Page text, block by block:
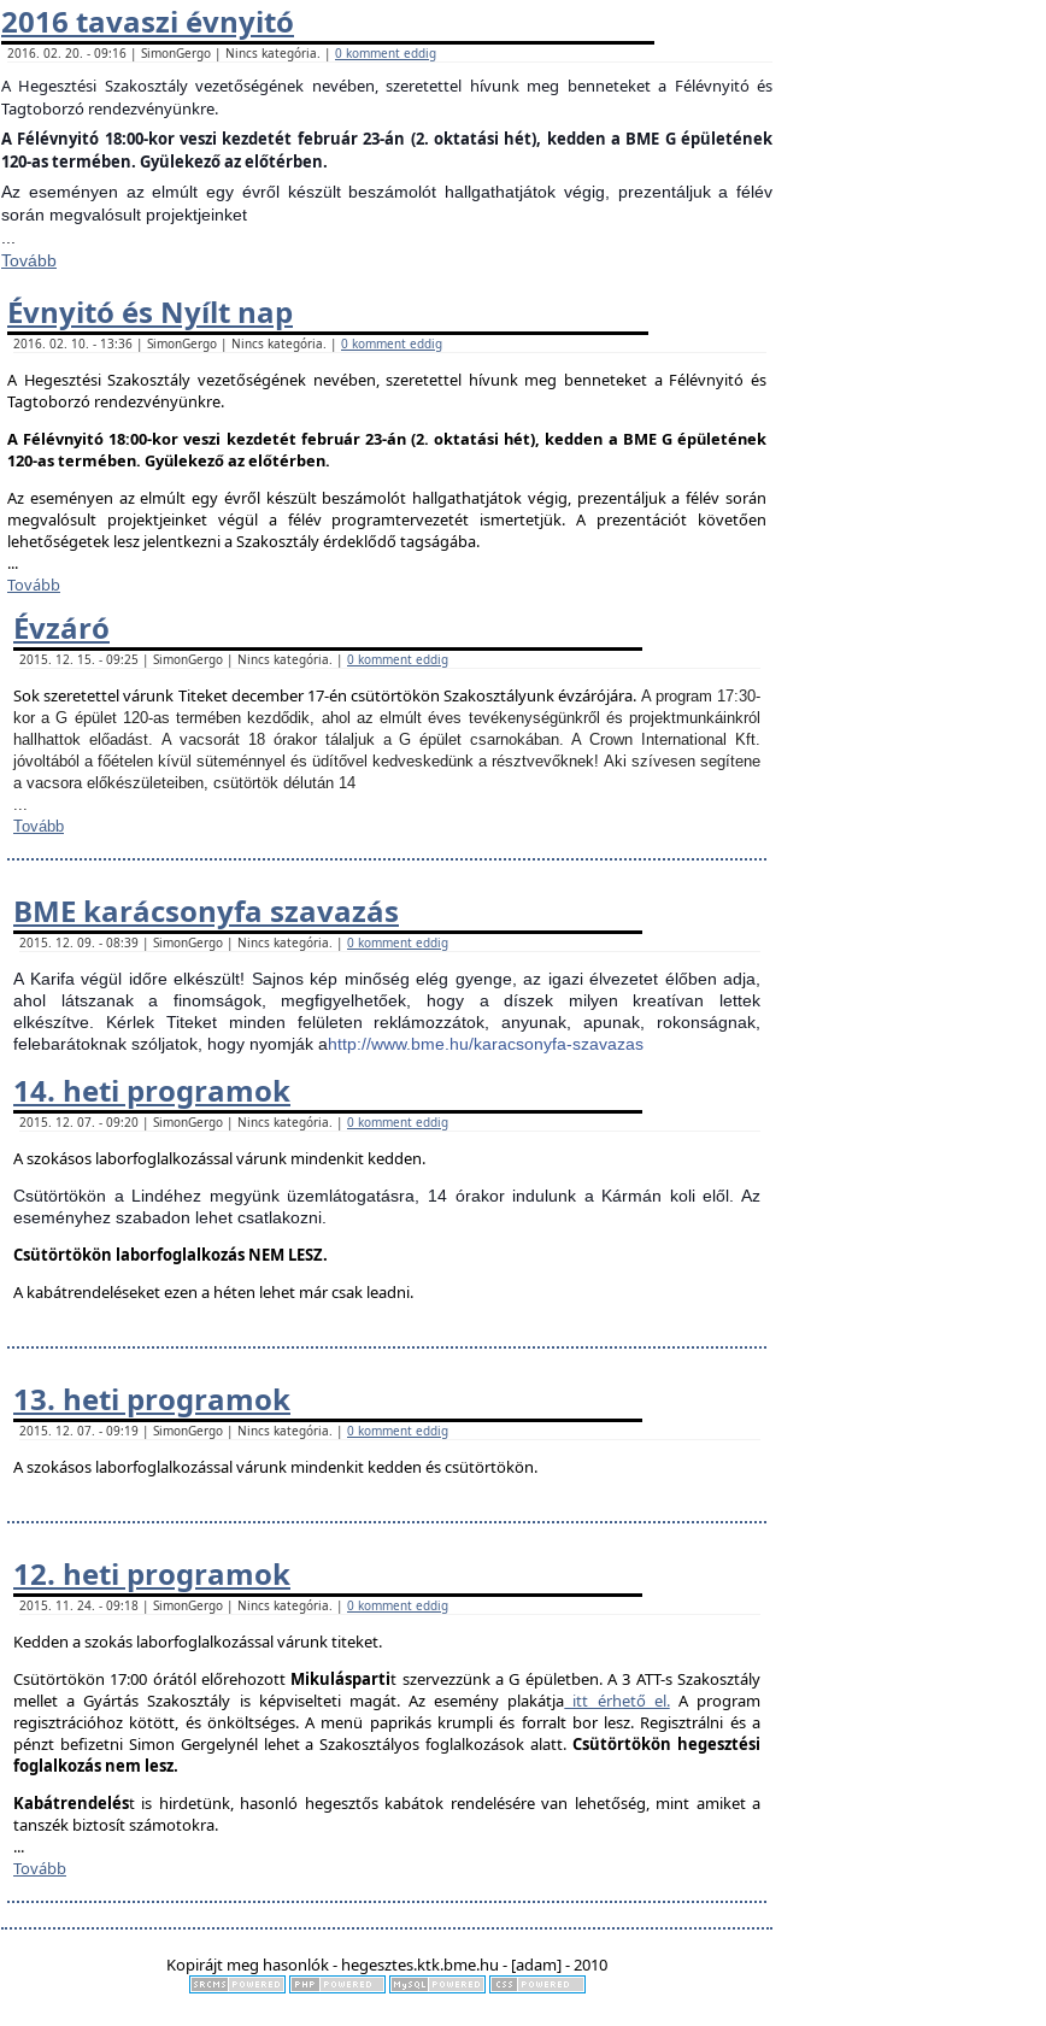
2016 tavaszi évnyitó
2016. 02. 20. - 09:16 | SimonGergo | Nincs kategória. | 0 komment eddig
A Hegesztési Szakosztály vezetőségének nevében, szeretettel hívunk meg benneteket a Félévnyitó és
Tagtoborzó rendezvényünkre.
A Félévnyitó 18:00-kor veszi kezdetét február 23-án (2. oktatási hét), kedden a BME G épületének
120-as termében. Gyülekező az előtérben.
Az eseményen az elmúlt egy évről készült beszámolót hallgathatjátok végig, prezentáljuk a félév
során megvalósult projektjeinket
Tovább
Évnyitó és Nyílt nap
2016. 02. 10. - 13:36 | SimonGergo | Nincs kategória. | 0 komment eddig
A Hegesztési Szakosztály vezetőségének nevében, szeretettel hívunk meg benneteket a Félévnyitó és
Tagtoborzó rendezvényünkre.
A Félévnyitó 18:00-kor veszi kezdetét február 23-án (2. oktatási hét), kedden a BME G épületének
120-as termében. Gyülekező az előtérben.
Az eseményen az elmúlt egy évről készült beszámolót hallgathatjátok végig, prezentáljuk a félév során
megvalósult projektjeinket végül a félév programtervezetét ismertetjük.A prezentációt követően
lehetőségetek lesz jelentkezni a Szakosztály érdeklődő tagságába.
...
Tovább
Évzáró
2015. 12. 15. - 09:25 | SimonGergo | Nincs kategória. | 0 komment eddig
Sok szeretettel várunk Titeket december 17-én csütörtökön Szakosztályunk évzárójára. A program 17:30-
kor a G épület 120-as termében kezdődik, ahol az elmúlt éves tevékenységünkről és projektmunkáinkról
hallhattok előadást. A vacsorát 18 órakor tálaljuk a G épület csarnokában. A Crown International Kft.
jóvoltából a főételen kívül süteménnyel és üdítővel kedveskedünk a résztvevőknek! Aki szívesen segítene
a vacsora előkészületeiben, csütörtök délután 14
...
Tovább
BME karácsonyfa szavazás
2015. 12. 09. - 08:39 | SimonGergo | Nincs kategória. | 0 komment eddig
A Karifa végül időre elkészült! Sajnos kép minőség elég gyenge, az igazi élvezetet élőben adja,
ahol látszanak a finomságok, megfigyelhetőek, hogy a díszek milyen kreatívan lettek
elkészítve. Kérlek Titeket minden felületen reklámozzátok, anyunak, apunak, rokonságnak,
felebarátoknak szóljatok, hogy nyomják ahttp://www.bme.hu/karacsonyfa-szavazas
14. heti programok
2015. 12. 07. - 09:20 | SimonGergo | Nincs kategória. | 0 komment eddig
A szokásos laborfoglalkozással várunk mindenkit kedden.
Csütörtökön a Lindéhez megyünk üzemlátogatásra, 14 órakor indulunk a Kármán koli elől. Az
eseményhez szabadon lehet csatlakozni.
Csütörtökön laborfoglalkozás NEM LESZ.
A kabátrendeléseket ezen a héten lehet már csak leadni.
13. heti programok
2015. 12. 07. - 09:19 | SimonGergo | Nincs kategória. | 0 komment eddig
A szokásos laborfoglalkozással várunk mindenkit kedden és csütörtökön.
12. heti programok
2015. 11. 24. - 09:18 | SimonGergo | Nincs kategória. | 0 komment eddig
Kedden a szokás laborfoglalkozással várunk titeket.
Csütörtökön 17:00 órától előrehozott Mikuláspartit szervezzünk a G épületben. A 3 ATT-s Szakosztály
mellet a Gyártás Szakosztály is képviselteti magát. Az esemény plakátja itt érhető el.A program
regisztrációhoz kötött, és önköltséges. A menü paprikás krumpli és forralt bor lesz. Regisztrálni és a
pénzt befizetni Simon Gergelynél lehet a Szakosztályos foglalkozások alatt.Csütörtökön hegesztési
foglalkozás nem lesz.
Kabátrendelést is hirdetünk, hasonló hegesztős kabátok rendelésére van lehetőség, mint amiket a
tanszék biztosít számotokra.
...
Tovább
Kopirájt meg hasonlók - hegesztes.ktk.bme.hu - [adam] - 2010